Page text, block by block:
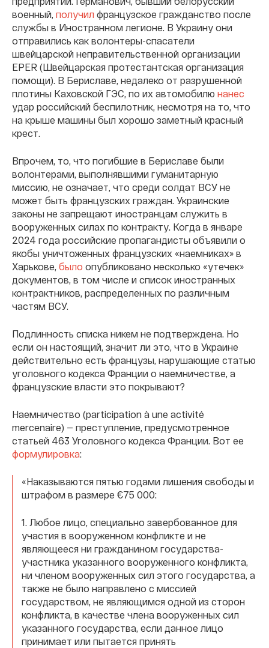
военный, получил французское гражданство после
службы в Иностранном легионе. В Украину они
отправились как волонтеры-спасатели
швейцарской неправительственной организации
EPER (Швейцарская протестантская организация
помощи). В Бериславе, недалеко от разрушенной
плотины Каховской ГЭС, по их автомобилю нанес
удар российский беспилотник, несмотря на то, что
на крыше машины был хорошо заметный красный
крест.
Впрочем, то, что погибшие в Бериславе были
волонтерами, выполнявшими гуманитарную
миссию, не означает, что среди солдат ВСУ не
может быть французских граждан. Украинские
законы не запрещают иностранцам служить в
вооруженных силах по контракту. Когда в январе
2024 года российские пропагандисты объявили о
якобы уничтоженных французских «наемниках» в
Харькове, было опубликовано несколько «утечек»
документов, в том числе и список иностранных
контрактников, распределенных по различным
частям ВСУ.
Подлинность списка никем не подтверждена. Но
если он настоящий, значит ли это, что в Украине
действительно есть французы, нарушающие статью
уголовного кодекса Франции о наемничестве, а
французские власти это покрывают?
Наемничество (participation à une activité
mercenaire) — преступление, предусмотренное
статьей 463 Уголовного кодекса Франции. Вот ее
формулировка:
«Наказываются пятью годами лишения свободы и
штрафом в размере €75 000:
1. Любое лицо, специально завербованное для
участия в вооруженном конфликте и не
являющееся ни гражданином государства-
участника указанного вооруженного конфликта,
ни членом вооруженных сил этого государства, а
также не было направлено с миссией
государством, не являющимся одной из сторон
конфликта, в качестве члена вооруженных сил
указанного государства, если данное лицо
принимает или пытается принять